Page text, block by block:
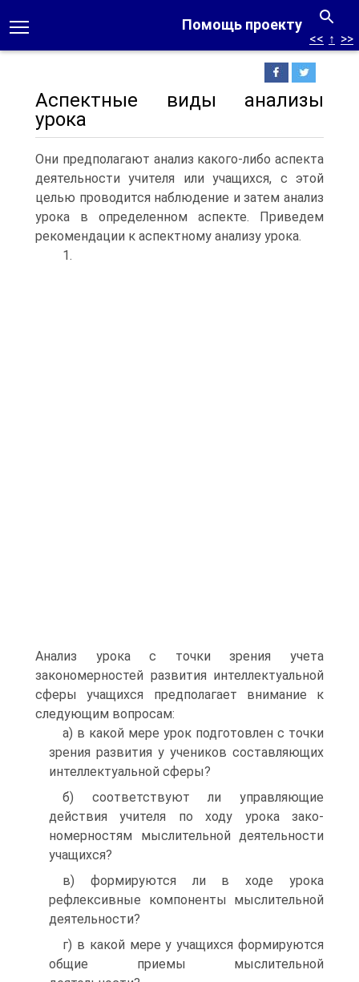
Помощь проекту
<< ↑ >>
Аспектные виды анализы
урока
Они предполагают анализ какого-либо аспекта
деятельности учителя или учащихся, с этой
целью проводится наблюдение и затем анализ
урока в определенном аспекте. Приведем
рекомендации к аспектному анализу урока.
1.
Анализ урока с точки зрения учета
закономерностей развития интеллектуальной
сферы учащихся предполагает внимание к
следующим вопросам:
а) в какой мере урок подготовлен с точки
зрения развития у учеников составляющих
интеллектуальной сферы?
б) соответствуют ли управляющие
действия учителя по ходу урока зако-
номерностям мыслительной деятельности
учащихся?
в) формируются ли в ходе урока
рефлексивные компоненты мыслительной
деятельности?
г) в какой мере у учащихся формируются
общие приемы мыслительной